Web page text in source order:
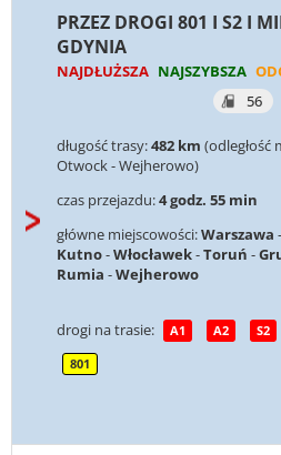
PRZEZ DROGI 801 I S2 I
GDYNIA
NAJDŁUŻSZA NAJSZYBSZA
56
długość trasy:482 km (odległość
Otwock - Wejherowo)
czas przejazdu:4 godz. 55 min
główne miejscowości:Warszawa -
Kutno-Włocławek-Toruń -
Rumia -Wejherowo
drogi na trasie: A1 A2 S2
801